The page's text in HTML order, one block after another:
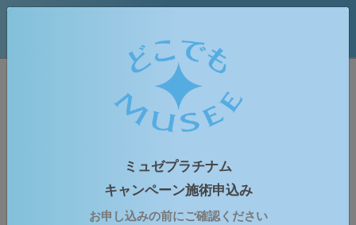
はじめての方専用予約申込みフォーム
ミュゼプラチナム
キャンペーン施術申込み
お申し込みの前にご確認ください
お申込みの流れ
ご予約情報の入力